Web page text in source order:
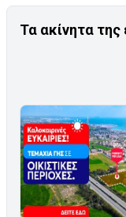
Τα ακίνητα